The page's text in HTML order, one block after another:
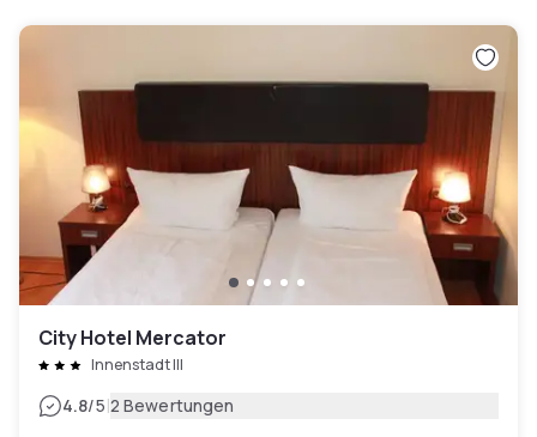
City Hotel Mercator
Innenstadt III
4.8/5|2 Bewertungen